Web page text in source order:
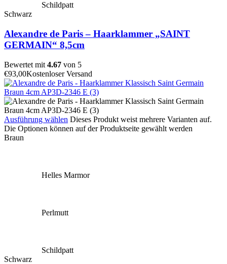
Schildpatt
Schwarz
Alexandre de Paris – Haarklammer „SAINT
GERMAIN“ 8,5cm
Bewertet mit 4.67 von 5
€93,00Kostenloser Versand
Ausführung wählen Dieses Produkt weist mehrere Varianten auf.
Die Optionen können auf der Produktseite gewählt werden
Braun
Helles Marmor
Perlmutt
Schildpatt
Schwarz